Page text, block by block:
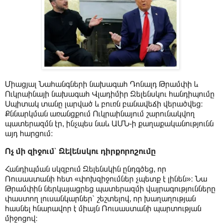
Միացյալ Նահանգների նախագահ Դոնալդ Թրամփի և
Ուկրաինայի նախագահ Վլադիմիր Զելենսկու հանդիպումը
Սպիտակ տանը լարված և բուռն բանավեճի վերածվեց։
Քննարկման առանցքում Ուկրաինայում շարունակվող
պատերազմն էր, ինչպես նաև ԱՄՆ-ի քաղաքականությունն
այդ հարցում։
Ոչ մի զիջում՝ Զելենսկու դիրքորոշումը
Հանդիպման սկզբում Զելենսկին ընդգծեց, որ
Ռուսաստանի հետ «փոխզիջումներ չպետք է լինեն»։ Նա
Թրամփին ներկայացրեց պատերազմի վայրագությունները
փաստող լուսանկարներ՝ շեշտելով, որ խաղաղության
հասնել հնարավոր է միայն Ռուսաստանի պարտության
միջոցով։